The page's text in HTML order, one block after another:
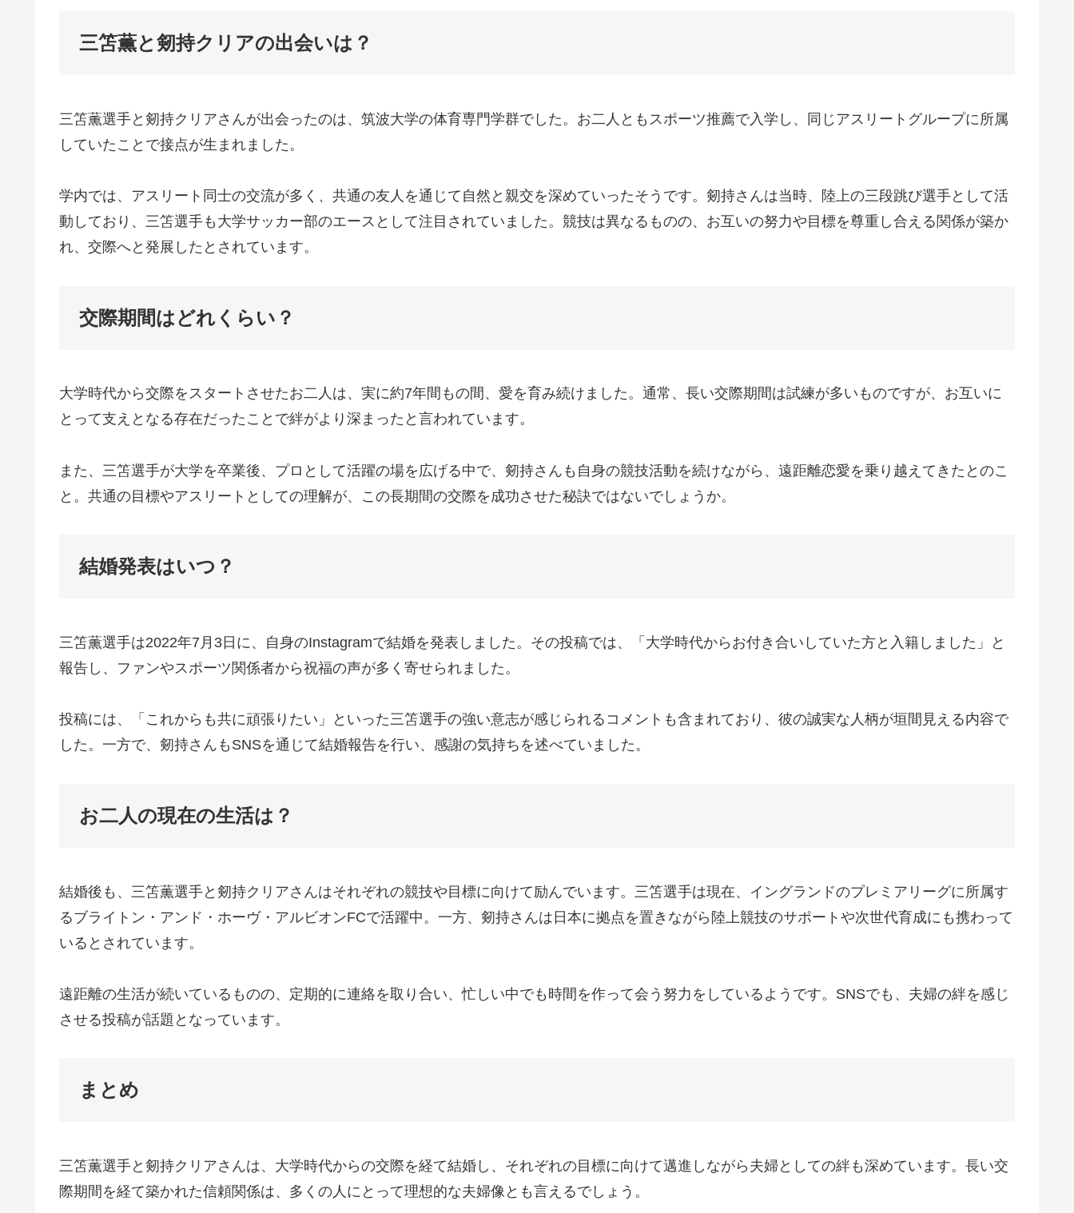
三笘薫と剱持クリアの出会いは？
三笘薫選手と剱持クリアさんが出会ったのは、筑波大学の体育専門学群でした。お二人ともスポーツ推薦で入学し、同じアスリートグループに所属
していたことで接点が生まれました。
学内では、アスリート同士の交流が多く、共通の友人を通じて自然と親交を深めていったそうです。剱持さんは当時、陸上の三段跳び選手として活
動しており、三笘選手も大学サッカー部のエースとして注目されていました。競技は異なるものの、お互いの努力や目標を尊重し合える関係が築か
れ、交際へと発展したとされています。
交際期間はどれくらい？
大学時代から交際をスタートさせたお二人は、実に約7年間もの間、愛を育み続けました。通常、長い交際期間は試練が多いものですが、お互いに
とって支えとなる存在だったことで絆がより深まったと言われています。
また、三笘選手が大学を卒業後、プロとして活躍の場を広げる中で、剱持さんも自身の競技活動を続けながら、遠距離恋愛を乗り越えてきたとのこ
と。共通の目標やアスリートとしての理解が、この長期間の交際を成功させた秘訣ではないでしょうか。
結婚発表はいつ？
三笘薫選手は2022年7月3日に、自身のInstagramで結婚を発表しました。その投稿では、「大学時代からお付き合いしていた方と入籍しました」と
報告し、ファンやスポーツ関係者から祝福の声が多く寄せられました。
投稿には、「これからも共に頑張りたい」といった三笘選手の強い意志が感じられるコメントも含まれており、彼の誠実な人柄が垣間見える内容で
した。一方で、剱持さんもSNSを通じて結婚報告を行い、感謝の気持ちを述べていました。
お二人の現在の生活は？
結婚後も、三笘薫選手と剱持クリアさんはそれぞれの競技や目標に向けて励んでいます。三笘選手は現在、イングランドのプレミアリーグに所属す
るブライトン・アンド・ホーヴ・アルビオンFCで活躍中。一方、剱持さんは日本に拠点を置きながら陸上競技のサポートや次世代育成にも携わって
いるとされています。
遠距離の生活が続いているものの、定期的に連絡を取り合い、忙しい中でも時間を作って会う努力をしているようです。SNSでも、夫婦の絆を感じ
させる投稿が話題となっています。
まとめ
三笘薫選手と剱持クリアさんは、大学時代からの交際を経て結婚し、それぞれの目標に向けて邁進しながら夫婦としての絆も深めています。長い交
際期間を経て築かれた信頼関係は、多くの人にとって理想的な夫婦像とも言えるでしょう。